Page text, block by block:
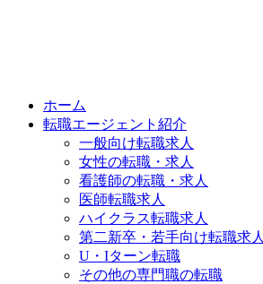
ホーム
転職エージェント紹介
一般向け転職求人
女性の転職・求人
看護師の転職・求人
医師転職求人
ハイクラス転職求人
第二新卒・若手向け転職求人
U・Iターン転職
その他の専門職の転職